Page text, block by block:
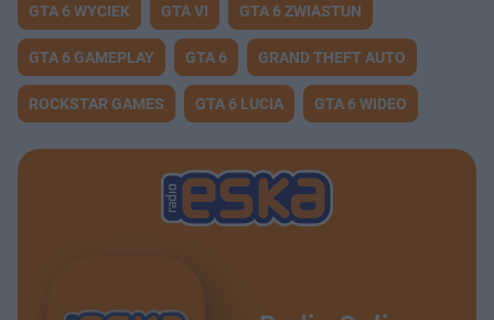
GTA 6 WYCIEK GTA VI GTA 6 ZWIASTUN
GTA 6 GAMEPLAY GTA 6 GRAND THEFT AUTO
ROCKSTAR GAMES GTA 6 LUCIA GTA 6 WIDEO